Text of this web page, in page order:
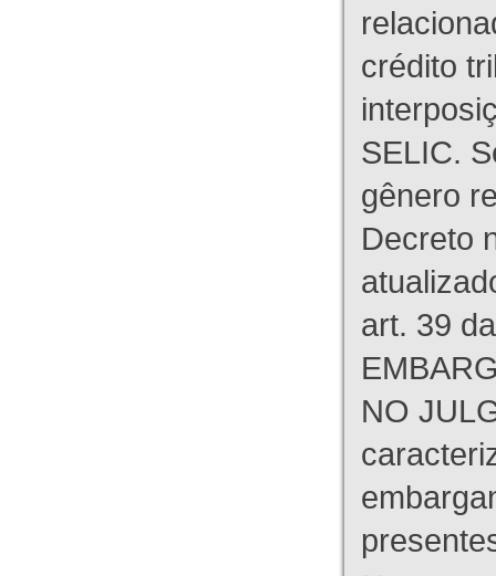
crédito
SELIC.
gênero
Decreto
art. 39
NO